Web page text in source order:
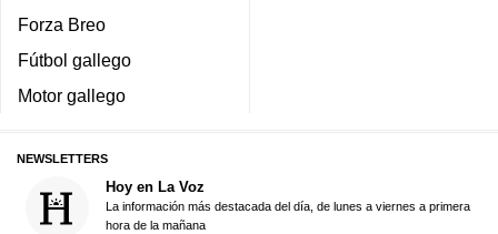
Forza Breo
Fútbol gallego
Motor gallego
NEWSLETTERS
Hoy en La Voz
La información más destacada del día, de lunes a viernes a primera
hora de la mañana